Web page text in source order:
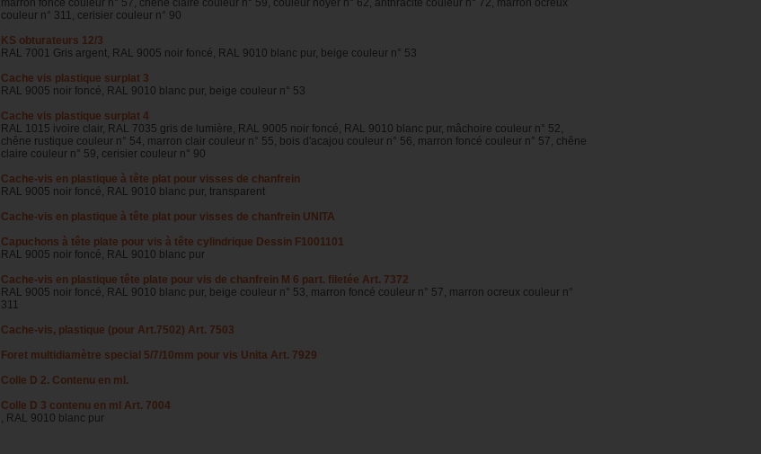
marron foncé couleur n° 57, chêne claire couleur n° 59, couleur noyer n° 62, anthracite couleur n° 72, marron ocreux
couleur n° 311, cerisier couleur n° 90
KS obturateurs 12/3
RAL 7001 Gris argent, RAL 9005 noir foncé, RAL 9010 blanc pur, beige couleur n° 53
Cache vis plastique surplat 3
RAL 9005 noir foncé, RAL 9010 blanc pur, beige couleur n° 53
Cache vis plastique surplat 4
RAL 1015 ivoire clair, RAL 7035 gris de lumière, RAL 9005 noir foncé, RAL 9010 blanc pur, mâchoire couleur n° 52,
chêne rustique couleur n° 54, marron clair couleur n° 55, bois d'acajou couleur n° 56, marron foncé couleur n° 57, chêne
claire couleur n° 59, cerisier couleur n° 90
Cache-vis en plastique à tête plat pour visses de chanfrein
RAL 9005 noir foncé, RAL 9010 blanc pur, transparent
Cache-vis en plastique à tête plat pour visses de chanfrein UNITA
Capuchons à tête plate pour vis à tête cylindrique Dessin F1001101
RAL 9005 noir foncé, RAL 9010 blanc pur
Cache-vis en plastique tête plate pour vis de chanfrein M 6 part. filetée Art. 7372
RAL 9005 noir foncé, RAL 9010 blanc pur, beige couleur n° 53, marron foncé couleur n° 57, marron ocreux couleur n°
311
Cache-vis, plastique (pour Art.7502) Art. 7503
Foret multidiamètre special 5/7/10mm pour vis Unita Art. 7929
Colle D 2. Contenu en ml.
Colle D 3 contenu en ml Art. 7004
, RAL 9010 blanc pur